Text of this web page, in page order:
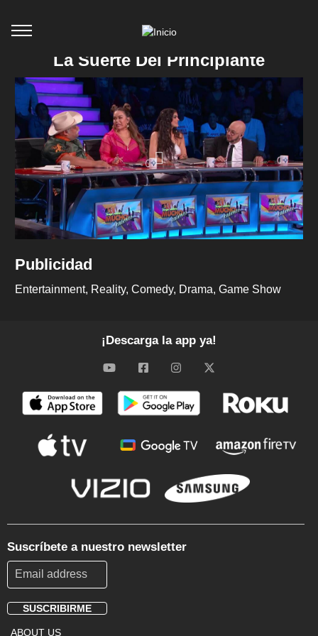
La Suerte Del Principiante
Publicidad
Entertainment Reality Comedy Drama Game Show
¡Descarga la app ya!
Suscríbete a nuestro newsletter
SUSCRIBIRME
ABOUT US